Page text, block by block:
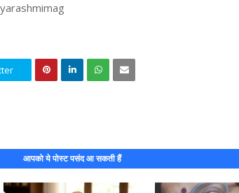
आपको ये पोस्ट पसंद आ सकती हैं